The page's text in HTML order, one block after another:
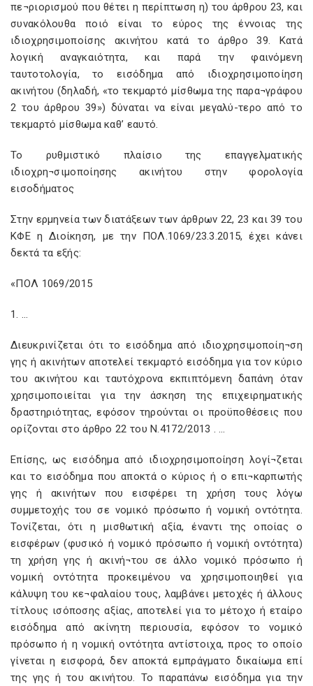
πε¬ριορισμού που θέτει η περίπτωση η) του άρθρου 23, και
συνακόλουθα ποιό είναι το εύρος της έννοιας της
ιδιοχρησιμοποίσης ακινήτου κατά το άρθρο 39. Κατά
λογική αναγκαιότητα, και παρά την φαινόμενη
ταυτοτολογία, το εισόδημα από ιδιοχρησιμοποίηση
ακινήτου (δηλαδή, «το τεκμαρτό μίσθωμα της παρα¬γράφου
2 του άρθρου 39») δύναται να είναι μεγαλύ-τερο από το
τεκμαρτό μίσθωμα καθ’ εαυτό.
Το ρυθμιστικό πλαίσιο της επαγγελματικής
ιδιοχρη¬σιμοποίησης ακινήτου στην φορολογία
εισοδήματος
Στην ερμηνεία των διατάξεων των άρθρων 22, 23 και 39 του
ΚΦΕ η Διοίκηση, με την ΠΟΛ.1069/23.3.2015, έχει κάνει
δεκτά τα εξής:
«ΠΟΛ 1069/2015
1. …
Διευκρινίζεται ότι το εισόδημα από ιδιοχρησιμοποίη¬ση
γης ή ακινήτων αποτελεί τεκμαρτό εισόδημα για τον κύριο
του ακινήτου και ταυτόχρονα εκπιπτόμενη δαπάνη όταν
χρησιμοποιείται για την άσκηση της επιχειρηματικής
δραστηριότητας, εφόσον τηρούνται οι προϋποθέσεις που
ορίζονται στο άρθρο 22 του Ν.4172/2013 . …
Επίσης, ως εισόδημα από ιδιοχρησιμοποίηση λογί¬ζεται
και το εισόδημα που αποκτά ο κύριος ή ο επι¬καρπωτής
γης ή ακινήτων που εισφέρει τη χρήση τους λόγω
συμμετοχής του σε νομικό πρόσωπο ή νομική οντότητα.
Τονίζεται, ότι η μισθωτική αξία, έναντι της οποίας ο
εισφέρων (φυσικό ή νομικό πρόσωπο ή νομική οντότητα)
τη χρήση γης ή ακινή¬του σε άλλο νομικό πρόσωπο ή
νομική οντότητα προκειμένου να χρησιμοποιηθεί για
κάλυψη του κε¬φαλαίου τους, λαμβάνει μετοχές ή άλλους
τίτλους ισόποσης αξίας, αποτελεί για το μέτοχο ή εταίρο
εισόδημα από ακίνητη περιουσία, εφόσον το νομικό
πρόσωπο ή η νομική οντότητα αντίστοιχα, προς το οποίο
γίνεται η εισφορά, δεν αποκτά εμπράγματο δικαίωμα επί
της γης ή του ακινήτου. Το παραπάνω εισόδημα για την